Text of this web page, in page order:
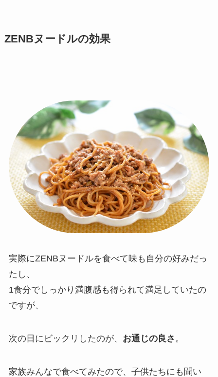
ZENBヌードルの効果
実際にZENBヌードルを食べて味も自分の好みだっ
たし、
1食分でしっかり満腹感も得られて満足していたの
ですが、
次の日にビックリしたのが、 お通じの良さ 。
家族みんなで食べてみたので、子供たちにも聞い